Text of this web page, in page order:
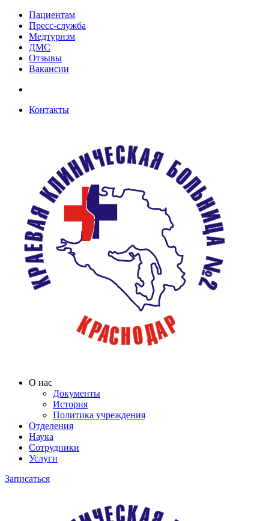
Пациентам
Пресс-служба
Медтуризм
ДМС
Отзывы
Вакансии
Контакты
О нас
Документы
История
Политика учреждения
Отделения
Наука
Сотрудники
Услуги
Записаться